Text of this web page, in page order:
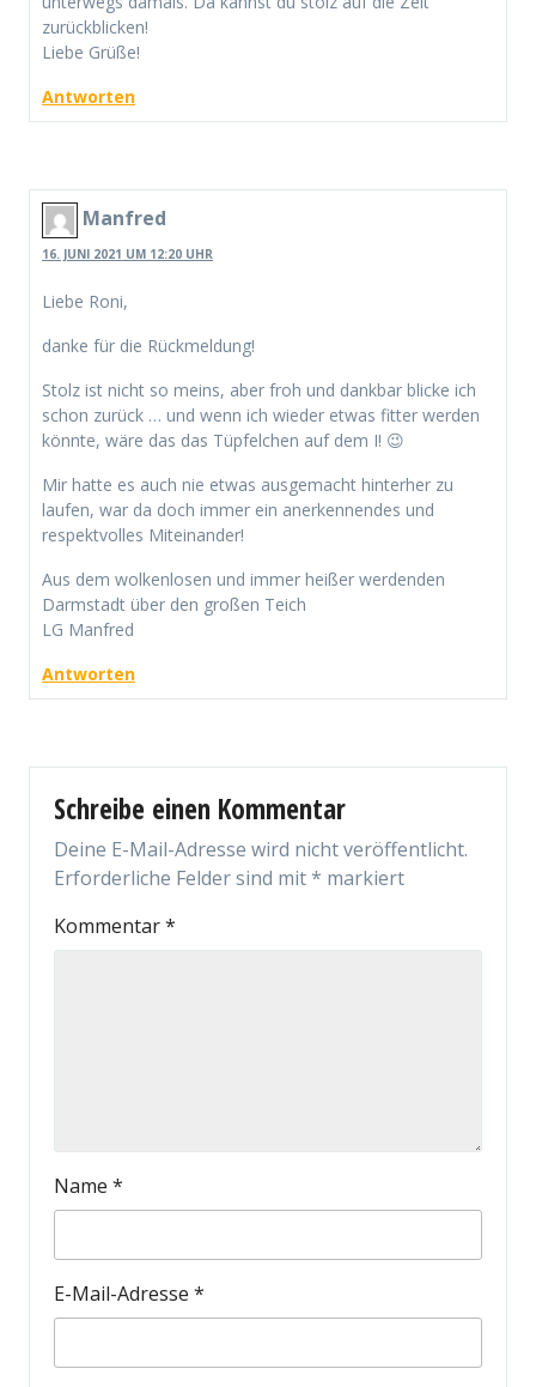
zurückblicken!
Liebe Grüße!
Antworten
Manfred
16. JUNI 2021 UM 12:20 UHR
Liebe Roni,
danke für die Rückmeldung!
Stolz ist nicht so meins, aber froh und dankbar blicke ich
schon zurück … und wenn ich wieder etwas fitter werden
könnte, wäre das das Tüpfelchen auf dem I! 😉
Mir hatte es auch nie etwas ausgemacht hinterher zu
laufen, war da doch immer ein anerkennendes und
respektvolles Miteinander!
Aus dem wolkenlosen und immer heißer werdenden
Darmstadt über den großen Teich
LG Manfred
Antworten
Schreibe einen Kommentar
Deine E-Mail-Adresse wird nicht veröffentlicht.
Erforderliche Felder sind mit* markiert
Kommentar*
Name *
E-Mail-Adresse *